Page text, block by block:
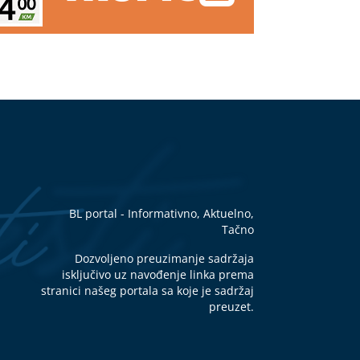
BL portal - Informativno, Aktuelno,
Tačno
Dozvoljeno preuzimanje sadržaja
isključivo uz navođenje linka prema
stranici našeg portala sa koje je sadržaj
preuzet.